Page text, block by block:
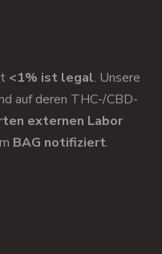
<1% ist legal. Unsere
auf deren THC-/CBD-
externen Labor
BAG notifiziert.